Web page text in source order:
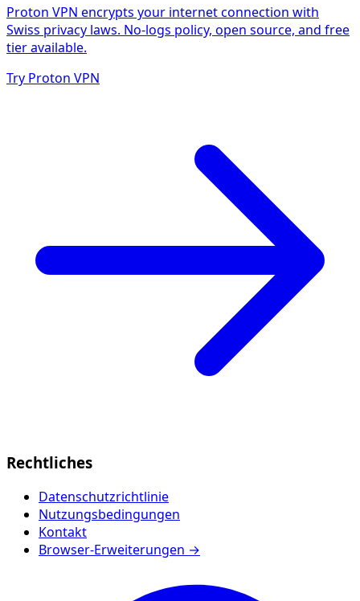
Proton VPN encrypts your internet connection with
Swiss privacy laws. No-logs policy, open source, and free
tier available.
Try Proton VPN
Rechtliches
Datenschutzrichtlinie
Nutzungsbedingungen
Kontakt
Browser-Erweiterungen →